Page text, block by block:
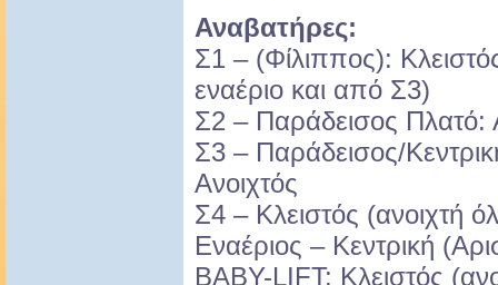
Αναβατήρες:
Σ1 – (Φίλιππος):
εναέριο και από Σ3)
Σ2 – Παράδεισος Πλατό:
Σ3 – Παράδεισος/
Ανοιχτός
Σ4 – Κλειστός (ανοιχτή
Εναέριος – Κεντρική
BABY-LIFT: Κλειστός